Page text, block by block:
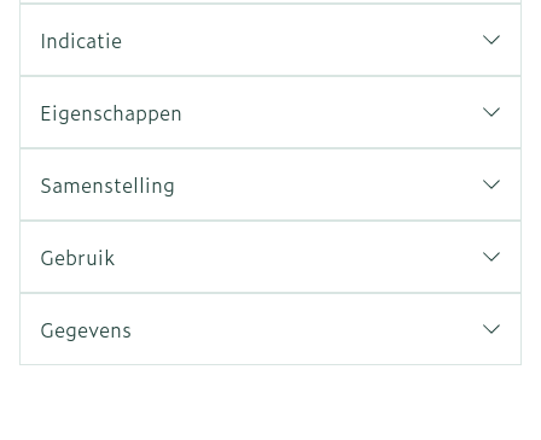
Indicatie
Eigenschappen
Samenstelling
Gebruik
Gegevens